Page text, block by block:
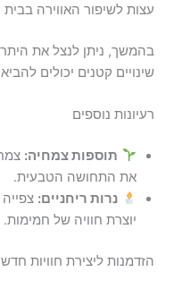
עצות לשיפור האווירה בבית
בהמשך, ניתן לנצל את
שינויים קטנים יכולים
רעיונות נוספים
תוספות צמחיה:
את התחושה הטבעית.
נרות ריחניים:
יוצרת חוויה של חמימות.
הזדמנות ליצירת חוויות